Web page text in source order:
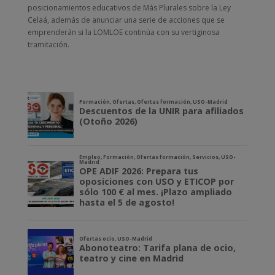
posicionamientos educativos de Más Plurales sobre la Ley
Celaá, además de anunciar una serie de acciones que se
emprenderán si la LOMLOE continúa con su vertiginosa
tramitación.